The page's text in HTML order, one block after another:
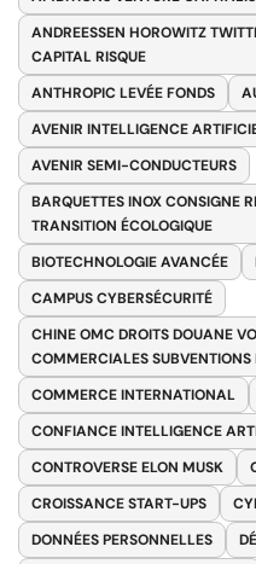
ANDREESSEN HOROWITZ
CAPITAL RISQUE
ANTHROPIC LEVÉE FONDS
AVENIR INTELLIGENCE
AVENIR SEMI-CONDUCTEURS
BARQUETTES INOX CONSIGNE
TRANSITION ÉCOLOGIQUE
BIOTECHNOLOGIE AVANCÉE
CAMPUS CYBERSÉCURITÉ
CHINE OMC DROITS DOUANE
COMMERCIALES
COMMERCE INTERNATIONAL
CONFIANCE INTELLIGENCE
CONTROVERSE ELON MUSK
CROISSANCE START-UPS
DONNÉES PERSONNELLES